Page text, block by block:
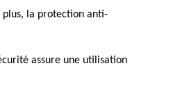
plus, la protection anti-
assure une utilisation